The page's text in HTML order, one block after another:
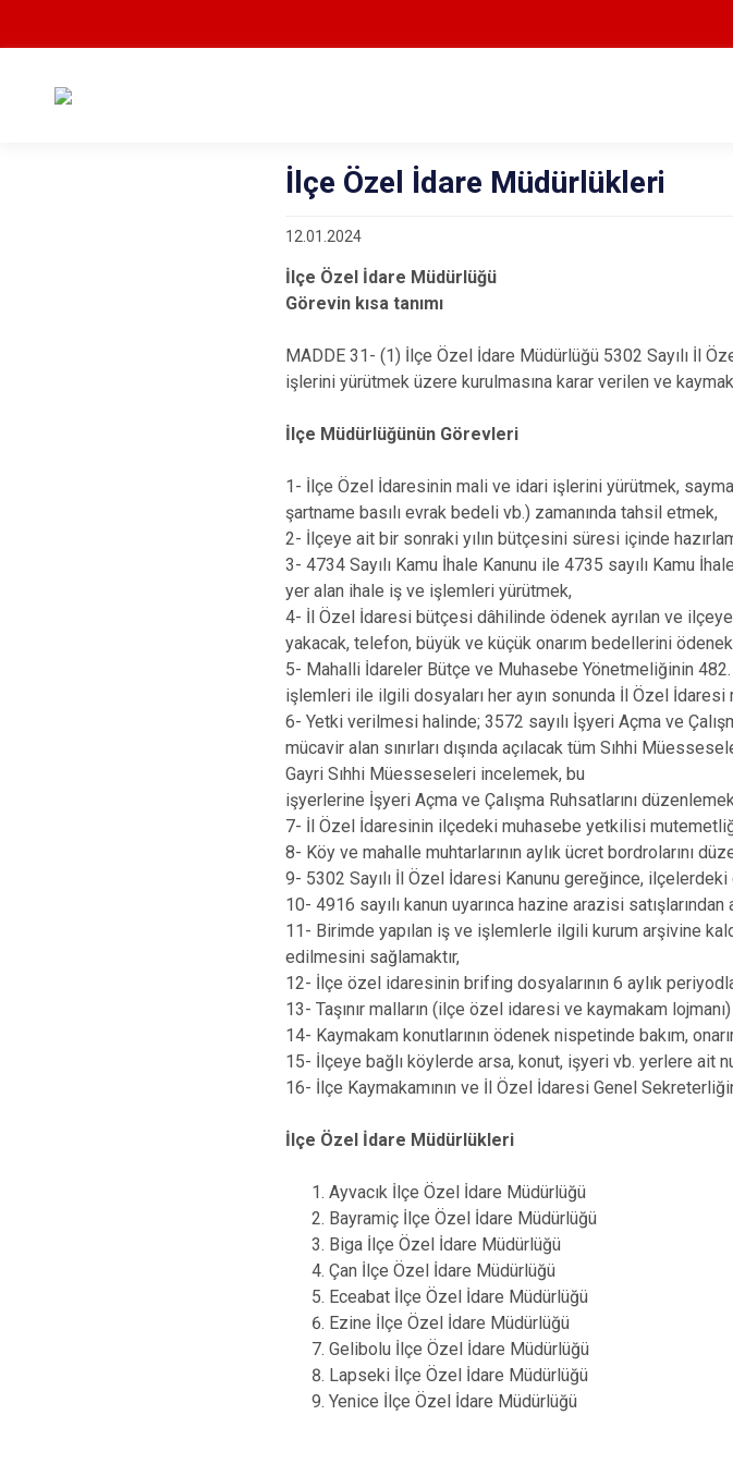
İlçe Özel İdare Müdürlükleri
12.01.2024
İlçe Özel İdare Müdürlüğü
Görevin kısa tanımı
MADDE 31- (1) İlçe Özel İdare Müdürlüğü 5302 Sayılı İl
işlerini yürütmek üzere kurulmasına karar verilen ve
İlçe Müdürlüğünün Görevleri
1- İlçe Özel İdaresinin mali ve idari işlerini yürütmek,
şartname basılı evrak bedeli vb.) zamanında tahsil etmek,
2- İlçeye ait bir sonraki yılın bütçesini süresi içinde
3- 4734 Sayılı Kamu İhale Kanunu ile 4735 sayılı Kamu
yer alan ihale iş ve işlemleri yürütmek,
4- İl Özel İdaresi bütçesi dâhilinde ödenek ayrılan ve
yakacak, telefon, büyük ve küçük onarım bedellerini
5- Mahalli İdareler Bütçe ve Muhasebe Yönetmeliğinin
işlemleri ile ilgili dosyaları her ayın sonunda İl Özel
6- Yetki verilmesi halinde; 3572 sayılı İşyeri Açma ve
mücavir alan sınırları dışında açılacak tüm Sıhhi
Gayri Sıhhi Müesseseleri incelemek, bu
işyerlerine İşyeri Açma ve Çalışma Ruhsatlarını
7- İl Özel İdaresinin ilçedeki muhasebe yetkilisi
8- Köy ve mahalle muhtarlarının aylık ücret bordrolarını
9- 5302 Sayılı İl Özel İdaresi Kanunu gereğince,
10- 4916 sayılı kanun uyarınca hazine arazisi
11- Birimde yapılan iş ve işlemlerle ilgili kurum arşivine
edilmesini sağlamaktır,
12- İlçe özel idaresinin brifing dosyalarının 6 aylık
13- Taşınır malların (ilçe özel idaresi ve kaymakam
14- Kaymakam konutlarının ödenek nispetinde bakım,
15- İlçeye bağlı köylerde arsa, konut, işyeri vb. yerlere ait
16- İlçe Kaymakamının ve İl Özel İdaresi Genel
İlçe Özel İdare Müdürlükleri
Ayvacık İlçe Özel İdare Müdürlüğü
Bayramiç İlçe Özel İdare Müdürlüğü
Biga İlçe Özel İdare Müdürlüğü
Çan İlçe Özel İdare Müdürlüğü
Eceabat İlçe Özel İdare Müdürlüğü
Ezine İlçe Özel İdare Müdürlüğü
Gelibolu İlçe Özel İdare Müdürlüğü
Lapseki İlçe Özel İdare Müdürlüğü
Yenice İlçe Özel İdare Müdürlüğü